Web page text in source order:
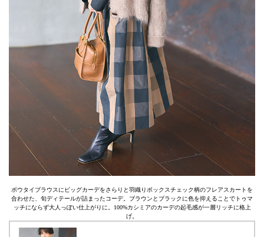
ボウタイブラウスにビッグカーデをさらりと羽織りボックスチェック柄のフレアスカートを
合わせた、旬ディテールが詰まったコーデ。ブラウンとブラックに色を抑えることでトゥマ
ッチにならず大人っぽい仕上がりに。100%カシミアのカーデの起毛感が一層リッチに格上
げ。